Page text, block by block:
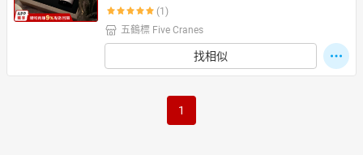
(1)
五鶴標 Five Cranes
找相似
1